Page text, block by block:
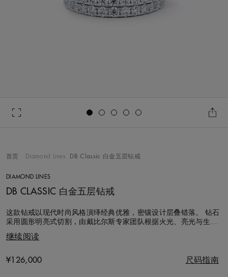
首页 Diamond Lines DB Classic 白金五层钻戒
DIAMOND LINES
DB CLASSIC 白金五层钻戒
这款钻戒以现代时尚风格演绎经典优雅，密镶设计层叠错落。 钻石
采用圆形明亮式切割，由戴比尔斯专家团队根据火光、亮光与生命
件珠宝更加清新亮丽。 这款戒指精致个性，宽13.0毫米，钻石总重
继续阅读
Original price
¥126,000 尺码指南